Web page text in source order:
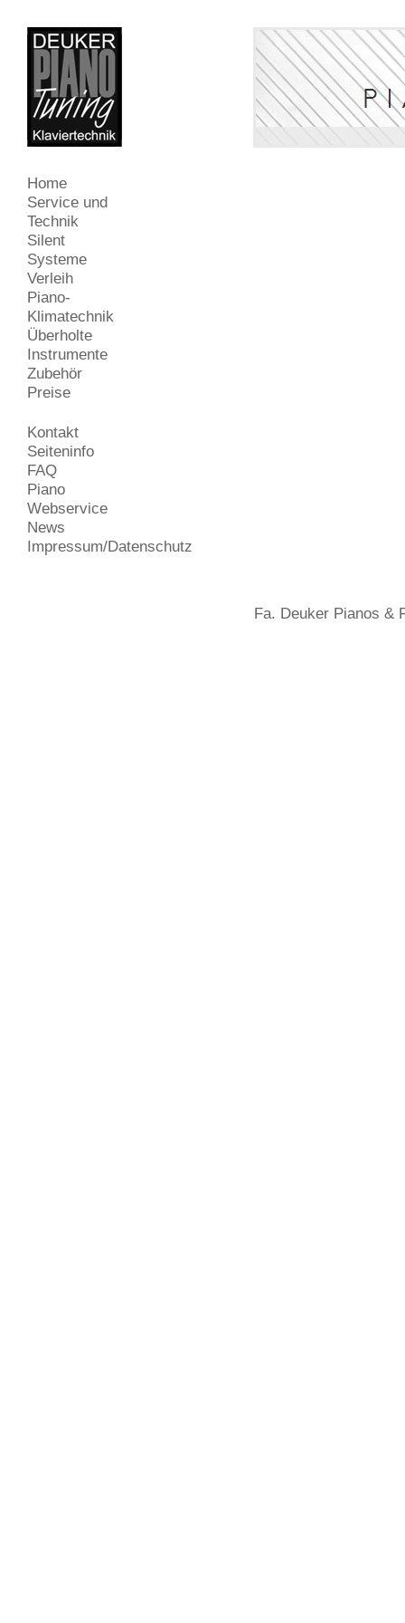
Home
Service und
Technik
Silent
Systeme
Verleih
Piano-
Klimatechnik
Überholte
Instrumente
Zubehör
Preise
Kontakt
Seiteninfo
FAQ
Piano
Webservice
News
Impressum/Datenschutz
Fa. Deuker Pianos